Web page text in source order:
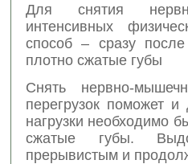
Для снятия
интенсивных
способ – сразу
плотно сжатые губы
Снять нервно-
перегрузок поможет
нагрузки необходимо
сжатые губы.
прерывистым и